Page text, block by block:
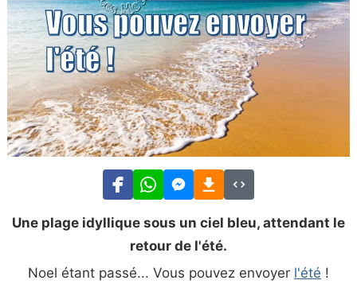
Une plage idyllique sous un ciel bleu, attendant le
retour de l'été.
Noel étant passé... Vous pouvez envoyer l'été !